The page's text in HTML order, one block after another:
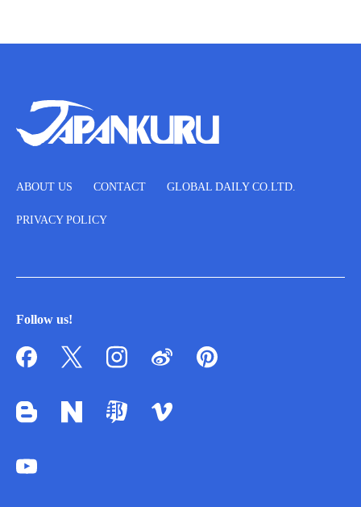
ABOUT US CONTACT GLOBAL DAILY CO.LTD.
PRIVACY POLICY
Follow us!